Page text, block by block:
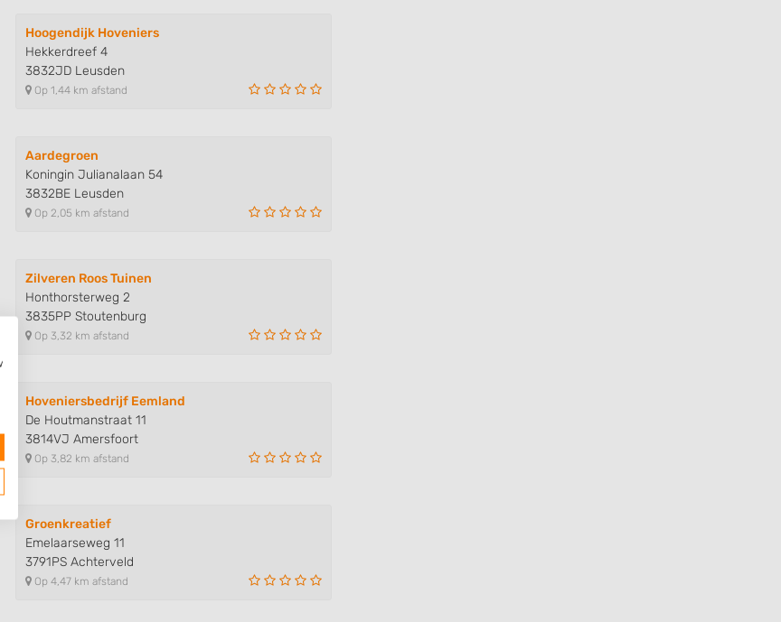
Hoogendijk Hoveniers
Hekkerdreef 4
3832JD Leusden
Op 1,44 km afstand
Aardegroen
Koningin Julianalaan 54
3832BE Leusden
Op 2,05 km afstand
Zilveren Roos Tuinen
Honthorsterweg 2
3835PP Stoutenburg
Op 3,32 km afstand
Hoveniersbedrijf Eemland
De Houtmanstraat 11
3814VJ Amersfoort
Op 3,82 km afstand
Groenkreatief
Emelaarseweg 11
3791PS Achterveld
Op 4,47 km afstand